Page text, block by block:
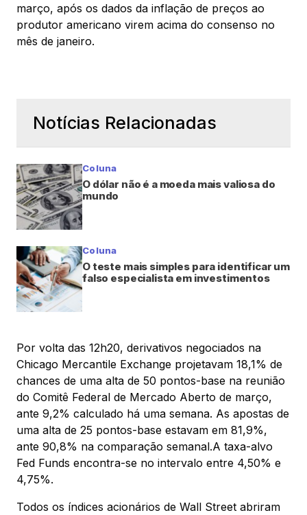
março, após os dados da inflação de preços ao
produtor americano virem acima do consenso no
mês de janeiro.
Notícias Relacionadas
Coluna
O dólar não é a moeda mais valiosa do
mundo
Coluna
O teste mais simples para identificar um
falso especialista em investimentos
Por volta das 12h20, derivativos negociados na
Chicago Mercantile Exchange projetavam 18,1% de
chances de uma alta de 50 pontos-base na reunião
do Comitê Federal de Mercado Aberto de março,
ante 9,2% calculado há uma semana. As apostas de
uma alta de 25 pontos-base estavam em 81,9%,
ante 90,8% na comparação semanal.A taxa-alvo
Fed Funds encontra-se no intervalo entre 4,50% e
4,75%.
Todos os índices acionários de Wall Street abriram